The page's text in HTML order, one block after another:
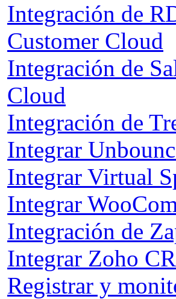
Integración de
Customer Cloud
Integración de
Cloud
Integración de
Integrar
Integrar Virtual
Integrar
Integración de
Integrar Zoho
Registrar y